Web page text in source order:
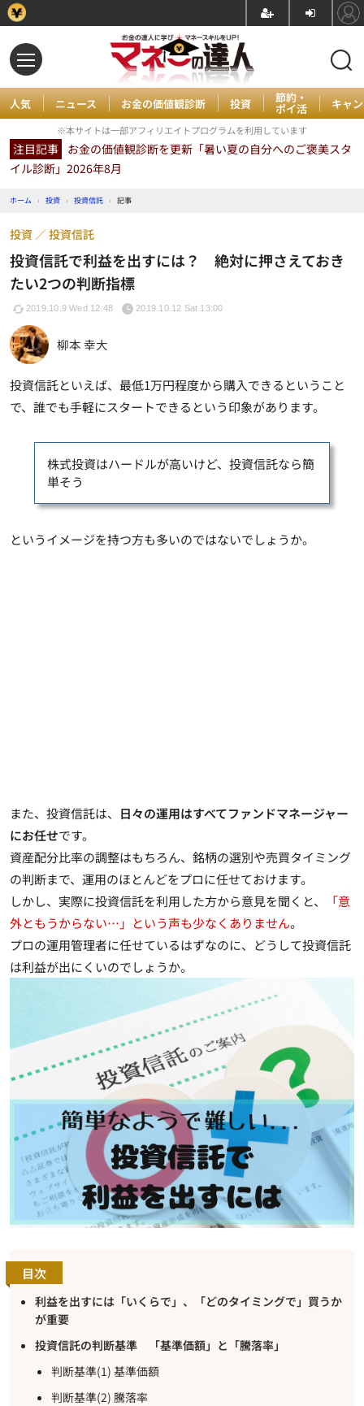
人気 ニュース お金の価値観診断 投資 節約・
ポイ活 キャ
※本サイトは一部アフィリエイトプログラムを利用しています
注目記事 お金の価値観診断を更新「暑い夏の自分へのご褒美スタ
イル診断」2026年8月
ホーム › 投資 › 投資信託 › 記事
投資信託で利益を出すには？ 絶対に押さえておき
たい2つの判断指標
投資 投資信託
2019.10.9 Wed 12:48 2019.10.12 Sat 13:00
柳本 幸大
投資信託といえば、最低1万円程度から購入できるということ
で、誰でも手軽にスタートできるという印象があります。
株式投資はハードルが高いけど、投資信託なら簡
単そう
というイメージを持つ方も多いのではないでしょうか。
また、投資信託は、 日々の運用はすべてファンドマネージャー
にお任せです。
資産配分比率の調整はもちろん、銘柄の選別や売買タイミング
の判断まで、運用のほとんどをプロに任せておけます。
しかし、実際に投資信託を利用した方から意見を聞くと、
「意
外ともうからない…」という声も少なくありません。
プロの運用管理者に任せているはずなのに、どうして投資信託
は利益が出にくいのでしょうか。
目次
利益を出すには「いくらで」、「どのタイミングで」買うか
が重要
投資信託の判断基準 「基準価額」と「騰落率」
判断基準(1) 基準価額
判断基準(2) 騰落率